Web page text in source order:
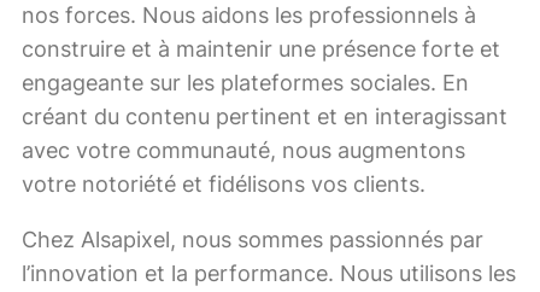
nos forces. Nous aidons les professionnels à
construire et à maintenir une présence forte et
engageante sur les plateformes sociales. En
créant du contenu pertinent et en interagissant
avec votre communauté, nous augmentons
votre notoriété et fidélisons vos clients.
Chez Alsapixel, nous sommes passionnés par
l’innovation et la performance. Nous utilisons les